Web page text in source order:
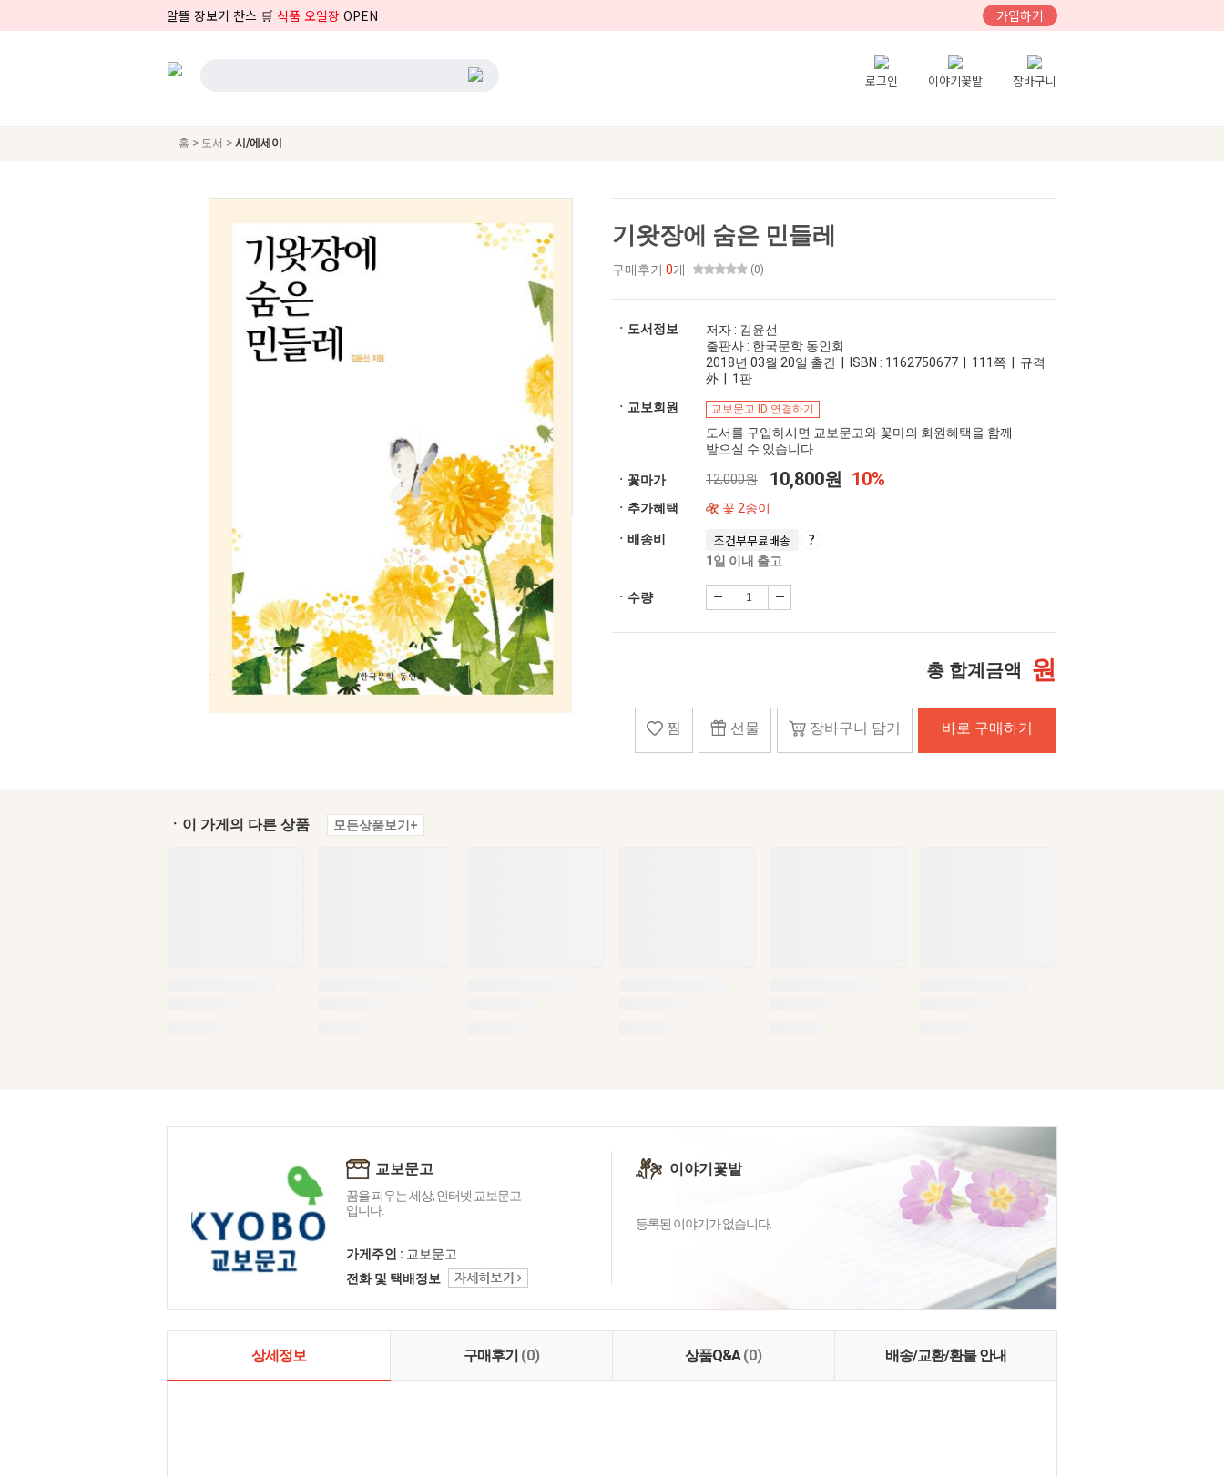
알뜰 장보기 찬스 🛒 식품 오일장 OPEN 가입하기
로그인 이야기꽃밭 장바구니
홈 > 도서 > 시/에세이
기왓장에 숨은 민들레
구매후기 0개 (0)
ㆍ도서정보
저자 : 김윤선
출판사 : 한국문학 동인회
2018년 03월 20일 출간 | ISBN : 1162750677 | 111쪽 | 규격
外 | 1판
ㆍ교보회원
교보문고 ID 연결하기
도서를 구입하시면 교보문고와 꽃마의 회원혜택을 함께
받으실 수 있습니다.
ㆍ꽃마가 12,000원 10,800원 10%
ㆍ추가혜택 꽃 2송이
ㆍ배송비 조건부무료배송
1일 이내 출고
ㆍ수량
총 합계금액 원
찜 선물 장바구니 담기 바로 구매하기
ㆍ이 가게의 다른 상품 모든상품보기+
교보문고
꿈을 피우는 세상, 인터넷 교보문고
입니다.
가게주인 : 교보문고
전화 및 택배정보
이야기꽃밭
등록된 이야기가 없습니다.
상세정보 구매후기 (0) 상품Q&A(0) 배송/교환/환불 안내